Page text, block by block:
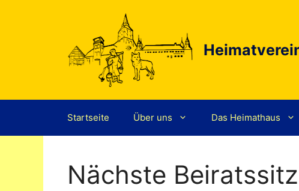
Startseite Über uns Das Heimathaus
Nächste